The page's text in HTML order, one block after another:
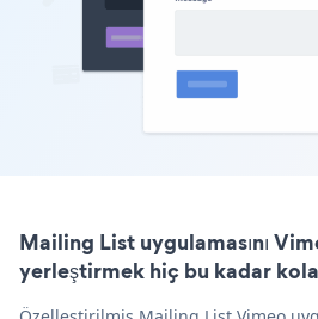
Mailing List uygulamasını
yerleştirmek hiç bu kadar